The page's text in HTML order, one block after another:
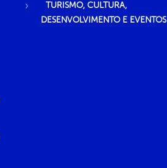
TURISMO, CULTURA,
DESENVOLVIMENTO E EVENTOS